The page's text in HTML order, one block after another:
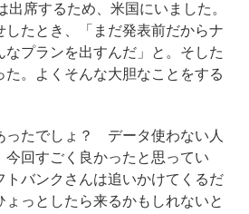
席するため、米国にいました。
したとき、「まだ発表前だからナ
なプランを出すんだ」と。そした
た。よくそんな大胆なことをする
たでしょ？ データ使わない人
今回すごく良かったと思ってい
トバンクさんは追いかけてくるだ
ょっとしたら来るかもしれないと